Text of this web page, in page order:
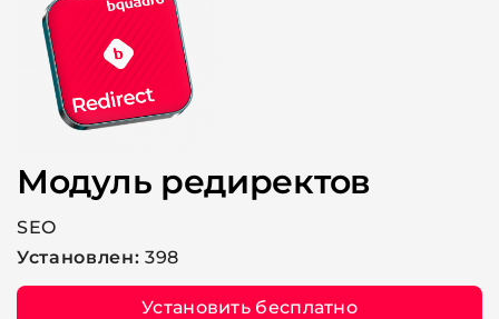
Модуль редиректов
SEO
Установлен: 398
Установить бесплатно